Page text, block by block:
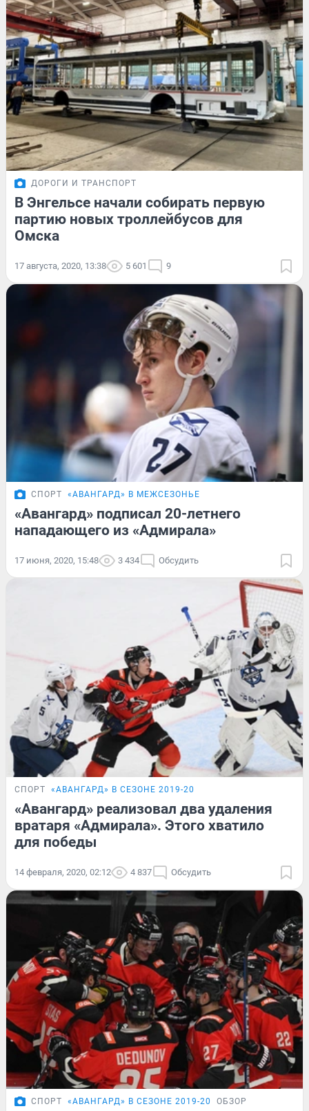
ДОРОГИ И ТРАНСПОРТ
В Энгельсе начали собирать первую
партию новых троллейбусов для
Омска
17 августа, 2020, 13:38 5 601 9
СПОРТ «АВАНГАРД» В МЕЖСЕЗОНЬЕ
«Авангард» подписал 20-летнего
нападающего из «Адмирала»
17 июня, 2020, 15:48 3 434 Обсудить
СПОРТ «АВАНГАРД» В СЕЗОНЕ 2019-20
«Авангард» реализовал два удаления
вратаря «Адмирала». Этого хватило
для победы
14 февраля, 2020, 02:12 4 837 Обсудить
СПОРТ «АВАНГАРД» В СЕЗОНЕ 2019-20 ОБЗОР